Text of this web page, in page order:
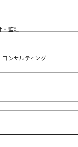
・監理
コンサルティング